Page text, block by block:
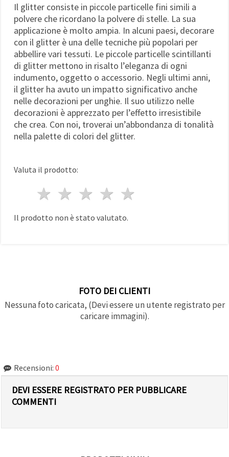
Il glitter consiste in piccole particelle fini simili a
polvere che ricordano la polvere di stelle. La sua
applicazione è molto ampia. In alcuni paesi, decorare
con il glitter è una delle tecniche più popolari per
abbellire vari tessuti. Le piccole particelle scintillanti
di glitter mettono in risalto l’eleganza di ogni
indumento, oggetto o accessorio. Negli ultimi anni,
il glitter ha avuto un impatto significativo anche
nelle decorazioni per unghie. Il suo utilizzo nelle
decorazioni è apprezzato per l’effetto irresistibile
che crea. Con noi, troverai un’abbondanza di tonalità
nella palette di colori del glitter.
Valuta il prodotto:
4 stelle
3 stelle
2 stelle
1 stella
Il prodotto non è stato valutato.
FOTO DEI CLIENTI
Nessuna foto caricata, (Devi essere un utente registrato per
caricare immagini).
Recensioni: 0
DEVI ESSERE REGISTRATO PER PUBBLICARE
COMMENTI